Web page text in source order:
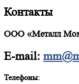
Контакты
ООО «Металл
E-mail:
Телефоны: